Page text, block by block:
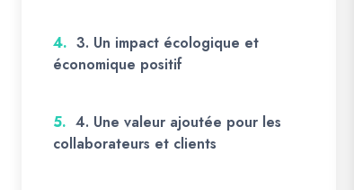
4. 3. Un impact écologique et
économique positif
5. 4. Une valeur ajoutée pour les
collaborateurs et clients